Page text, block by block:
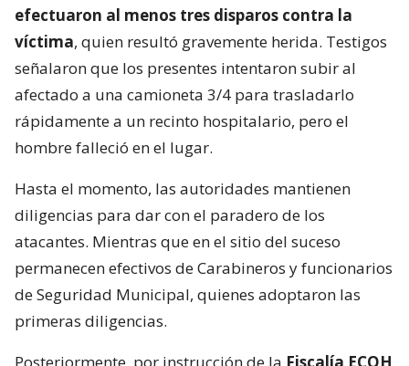
efectuaron al menos tres disparos contra la
víctima, quien resultó gravemente herida. Testigos
señalaron que los presentes intentaron subir al
afectado a una camioneta 3/4 para trasladarlo
rápidamente a un recinto hospitalario, pero el
hombre falleció en el lugar.
Hasta el momento, las autoridades mantienen
diligencias para dar con el paradero de los
atacantes. Mientras que en el sitio del suceso
permanecen efectivos de Carabineros y funcionarios
de Seguridad Municipal, quienes adoptaron las
primeras diligencias.
Posteriormente, por instrucción de la Fiscalía ECOH